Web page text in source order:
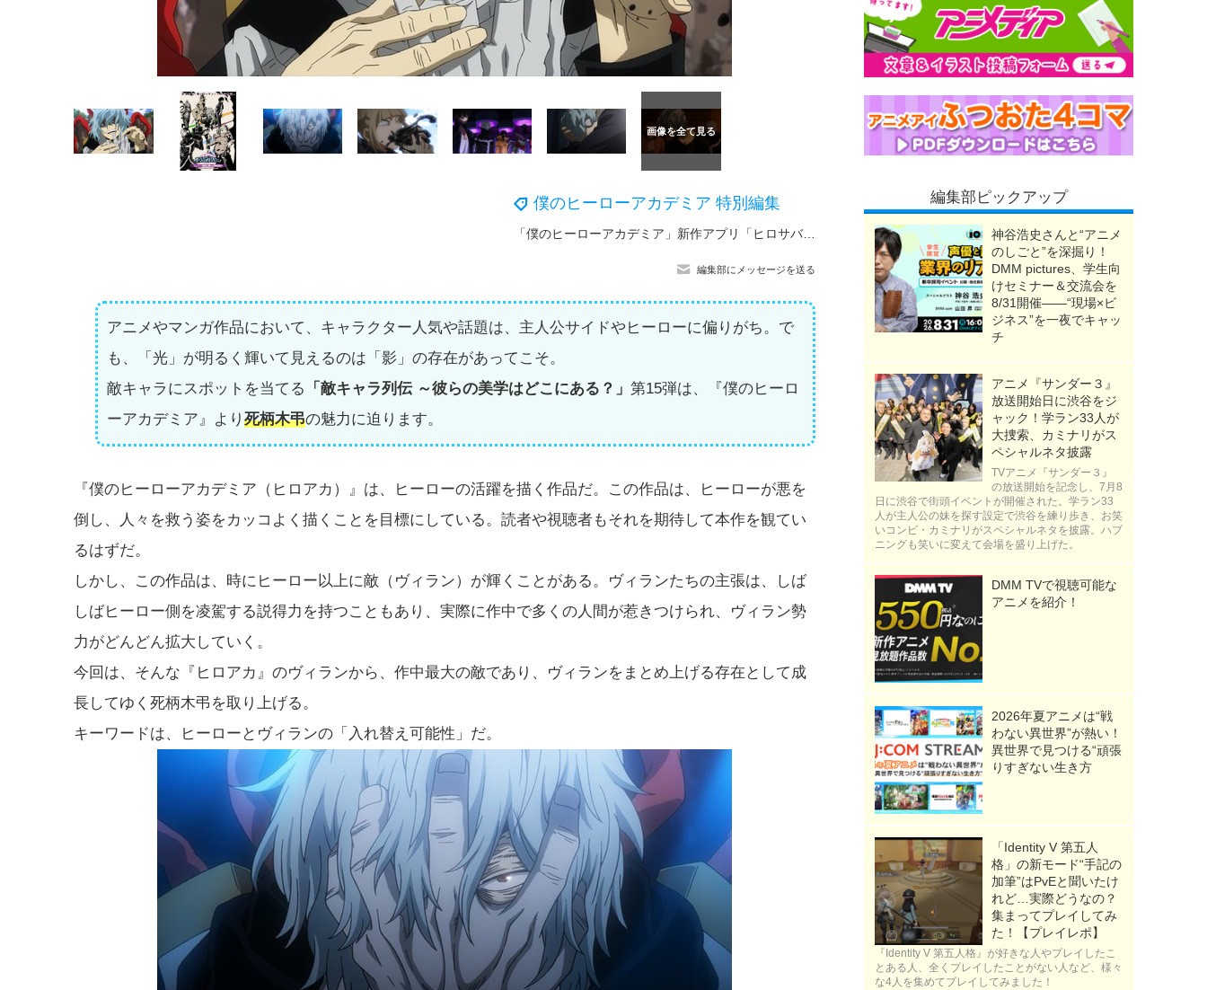
僕のヒーローアカデミア 特別編集
「僕のヒーローアカデミア」新作アプリ「ヒロサバ」サービス開始！事前登録100万人突破で豪華報酬が発表
編集部にメッセージを送る
アニメやマンガ作品において、キャラクター人気や話題は、主人公サイドやヒーローに偏りがち。で
も、「光」が明るく輝いて見えるのは「影」の存在があってこそ。
敵キャラにスポットを当てる
「敵キャラ列伝 ～彼らの美学はどこにある？」 第15弾は、『僕のヒーロ
ーアカデミア』より 死柄木弔の魅力に迫ります。
『僕のヒーローアカデミア（ヒロアカ）』は、ヒーローの活躍を描く作品だ。この作品は、ヒーローが悪を
倒し、人々を救う姿をカッコよく描くことを目標にしている。読者や視聴者もそれを期待して本作を観てい
るはずだ。
しかし、この作品は、時にヒーロー以上に敵（ヴィラン）が輝くことがある。ヴィランたちの主張は、しば
しばヒーロー側を凌駕する説得力を持つこともあり、実際に作中で多くの人間が惹きつけられ、ヴィラン勢
力がどんどん拡大していく。
今回は、そんな『ヒロアカ』のヴィランから、作中最大の敵であり、ヴィランをまとめ上げる存在として成
長してゆく死柄木弔を取り上げる。
キーワードは、ヒーローとヴィランの「入れ替え可能性」だ。
編集部ピックアップ
神谷浩史さんと“アニメ
のしごと”を深掘り！
DMM pictures、学生向
けセミナー＆交流会を
8/31開催――“現場×ビ
ジネス”を一夜でキャッ
チ
アニメ『サンダー３』
放送開始日に渋谷をジ
ャック！学ラン33人が
大捜索、カミナリがス
ペシャルネタ披露
TVアニメ『サンダー３』
の放送開始を記念し、7月8
日に渋谷で街頭イベントが開催された。学ラン33
人が主人公の妹を探す設定で渋谷を練り歩き、お笑
いコンビ・カミナリがスペシャルネタを披露。ハプ
ニングも笑いに変えて会場を盛り上げた。
DMM TVで視聴可能な
アニメを紹介！
2026年夏アニメは“戦
わない異世界”が熱い！
異世界で見つける“頑張
りすぎない生き方
「Identity V 第五人
格」の新モード“手記の
加筆”はPvEと聞いたけ
れど…実際どうなの？
集まってプレイしてみ
た！【プレイレポ】
『Identity V 第五人格』が好きな人やプレイしたこ
とある人、全くプレイしたことがない人など、様々
な4人を集めてプレイしてみました！